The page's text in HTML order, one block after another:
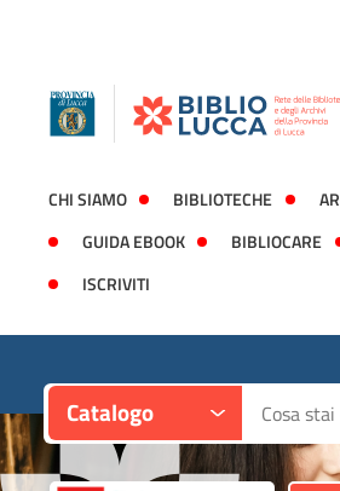
CHI SIAMO BIBLIOTECHE
GUIDA EBOOK
BIBLIOCARE
ISCRIVITI
Catalogo Cerca su